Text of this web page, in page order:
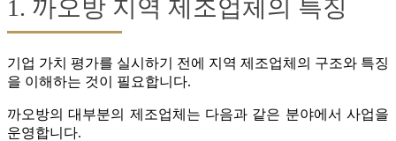
1. 까오방 지역 제조업체의 특징
기업 가치 평가를 실시하기 전에 지역 제조업체의 구조와 특징
을 이해하는 것이 필요합니다.
까오방의 대부분의 제조업체는 다음과 같은 분야에서 사업을
운영합니다.